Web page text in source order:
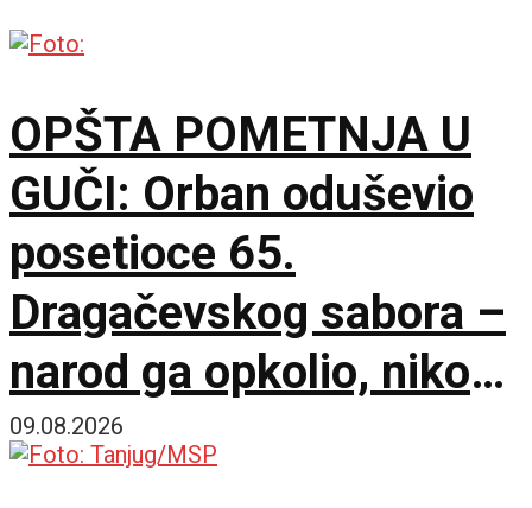
OPŠTA POMETNJA U
GUČI: Orban oduševio
posetioce 65.
Dragačevskog sabora –
narod ga opkolio, niko
ne veruje koliko je
09.08.2026